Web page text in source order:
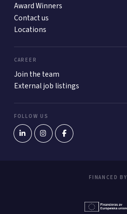
Award Winners
Contact us
Locations
CAREER
Join the team
External job listings
FOLLOW US
FINANCED BY